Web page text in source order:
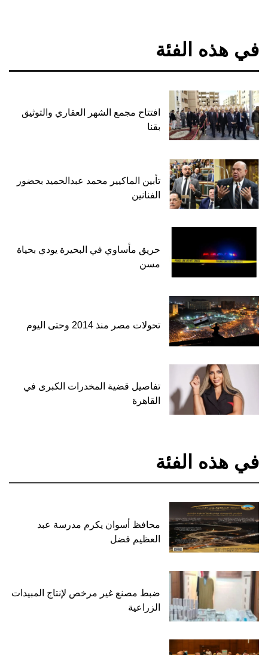
في هذه الفئة
افتتاح مجمع الشهر العقاري والتوثيق
بقنا
تأبين الماكيير محمد عبدالحميد بحضور
الفنانين
حريق مأساوي في البحيرة يودي بحياة
مسن
تحولات مصر منذ 2014 وحتى اليوم
تفاصيل قضية المخدرات الكبرى في
القاهرة
في هذه الفئة
محافظ أسوان يكرم مدرسة عبد
العظيم فضل
ضبط مصنع غير مرخص لإنتاج المبيدات
الزراعية